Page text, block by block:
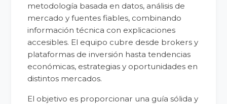
metodología basada en datos, análisis de
mercado y fuentes fiables, combinando
información técnica con explicaciones
accesibles. El equipo cubre desde brokers y
plataformas de inversión hasta tendencias
económicas, estrategias y oportunidades en
distintos mercados.
El objetivo es proporcionar una guía sólida y